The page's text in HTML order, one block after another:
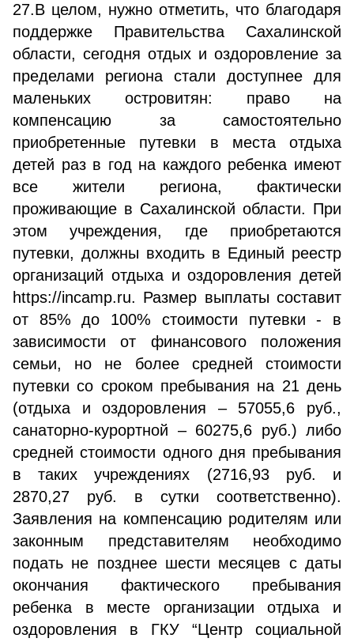
27.В целом, нужно отметить, что благодаря
поддержке Правительства Сахалинской
области, сегодня отдых и оздоровление за
пределами региона стали доступнее для
маленьких островитян: право на
компенсацию за самостоятельно
приобретенные путевки в места отдыха
детей раз в год на каждого ребенка имеют
все жители региона, фактически
проживающие в Сахалинской области. При
этом учреждения, где приобретаются
путевки, должны входить в Единый реестр
организаций отдыха и оздоровления детей
https://incamp.ru. Размер выплаты составит
от 85% до 100% стоимости путевки - в
зависимости от финансового положения
семьи, но не более средней стоимости
путевки со сроком пребывания на 21 день
(отдыха и оздоровления – 57055,6 руб.,
санаторно-курортной – 60275,6 руб.) либо
средней стоимости одного дня пребывания
в таких учреждениях (2716,93 руб. и
2870,27 руб. в сутки соответственно).
Заявления на компенсацию родителям или
законным представителям необходимо
подать не позднее шести месяцев с даты
окончания фактического пребывания
ребенка в месте организации отдыха и
оздоровления в ГКУ “Центр социальной